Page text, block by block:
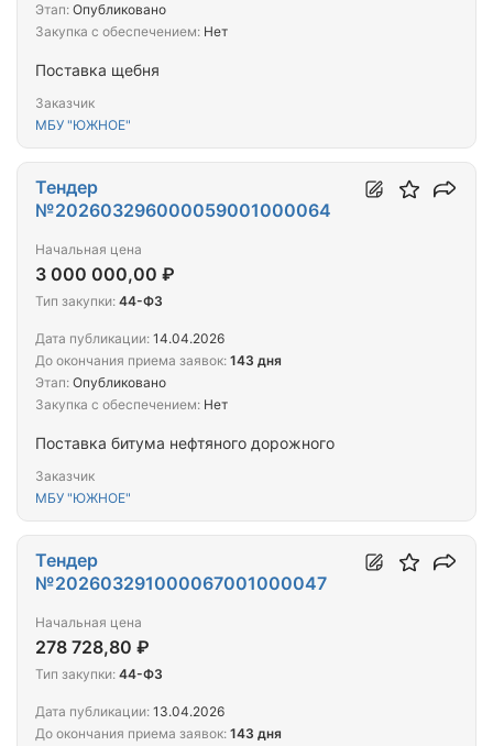
Поставка щебня
Заказчик
МБУ "ЮЖНОЕ"
Этап: Опубликовано
Закупка с обеспечением: Нет
Поставка битума нефтяного дорожного
Заказчик
МБУ "ЮЖНОЕ"
Тендер
№202603296000059001000064
Начальная цена
3 000 000,00 ₽
Тип закупки: 44-ФЗ
Дата публикации: 14.04.2026
До окончания приема заявок: 143 дня
Этап: Опубликовано
Закупка с обеспечением: Нет
Тендер
№202603291000067001000047
Начальная цена
278 728,80 ₽
Тип закупки: 44-ФЗ
Дата публикации: 13.04.2026
До окончания приема заявок: 143 дня